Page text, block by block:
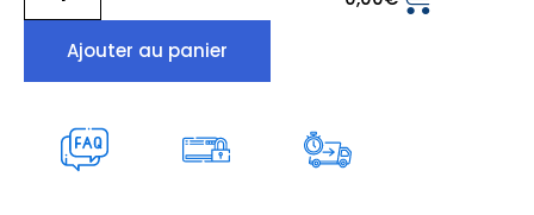
Ajouter au panier